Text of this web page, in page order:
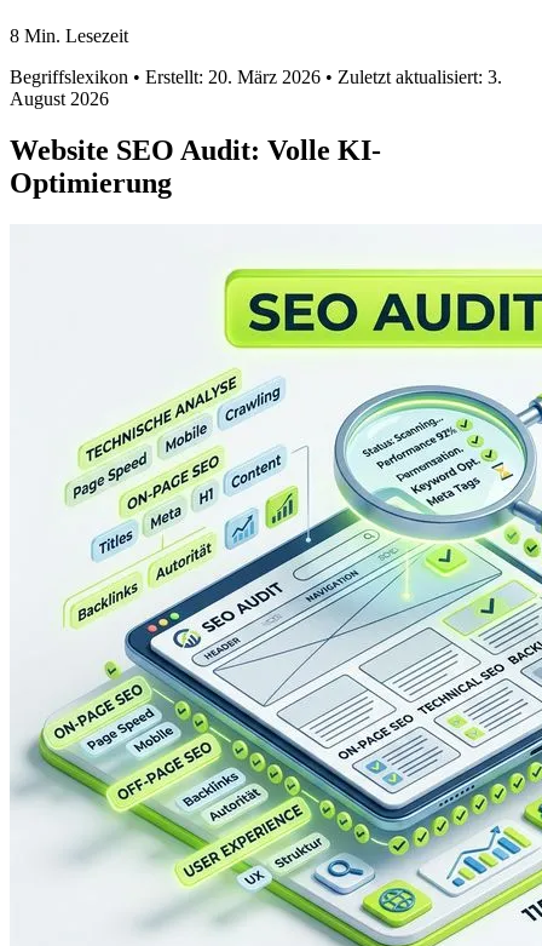
8 Min. Lesezeit
Begriffslexikon • Erstellt: 20. März 2026 • Zuletzt aktualisiert: 3.
August 2026
Website SEO Audit: Volle KI-
Optimierung